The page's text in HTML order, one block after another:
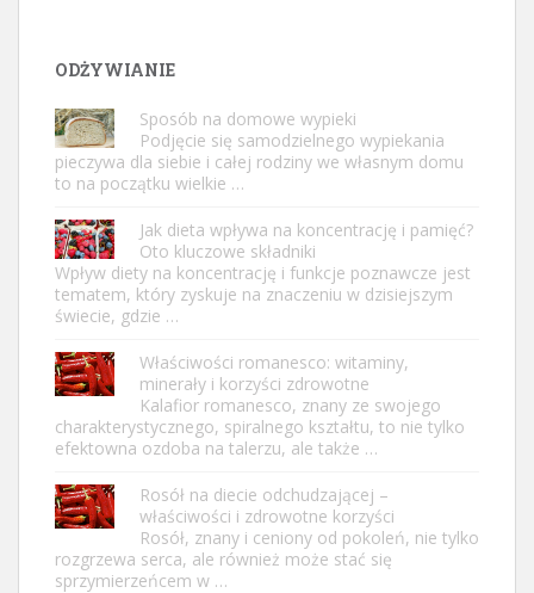
ODŻYWIANIE
Sposób na domowe wypieki
Podjęcie się samodzielnego wypiekania
pieczywa dla siebie i całej rodziny we własnym domu
to na początku wielkie …
Jak dieta wpływa na koncentrację i pamięć?
Oto kluczowe składniki
Wpływ diety na koncentrację i funkcje poznawcze jest
tematem, który zyskuje na znaczeniu w dzisiejszym
świecie, gdzie …
Właściwości romanesco: witaminy,
minerały i korzyści zdrowotne
Kalafior romanesco, znany ze swojego
charakterystycznego, spiralnego kształtu, to nie tylko
efektowna ozdoba na talerzu, ale także …
Rosół na diecie odchudzającej –
właściwości i zdrowotne korzyści
Rosół, znany i ceniony od pokoleń, nie tylko
rozgrzewa serca, ale również może stać się
sprzymierzeńcem w …